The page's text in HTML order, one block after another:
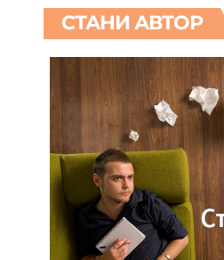
СТАНИ АВТОР